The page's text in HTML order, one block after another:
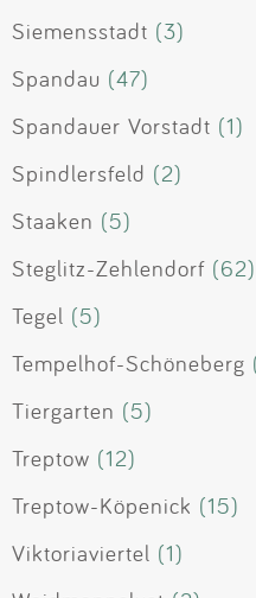
Siemensstadt (3)
Spandau (47)
Spandauer Vorstadt (1)
Spindlersfeld (2)
Staaken (5)
Steglitz-Zehlendorf (62)
Tegel (5)
Tempelhof-Schöneberg
Tiergarten (5)
Treptow (12)
Treptow-Köpenick (15)
Viktoriaviertel (1)